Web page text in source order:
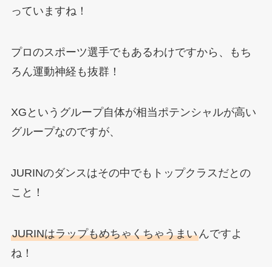
っていますね！
プロのスポーツ選手でもあるわけですから、もち
ろん運動神経も抜群！
XGというグループ自体が相当ポテンシャルが高い
グループなのですが、
JURINのダンスはその中でもトップクラスだとの
こと！
JURINはラップもめちゃくちゃうまいんですよ
ね！